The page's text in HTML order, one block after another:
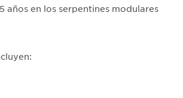
años en los serpentines modulares